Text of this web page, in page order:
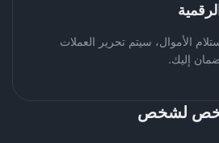
الأموال، سيتم تحرير العملات
إليك.
شخص لشخص